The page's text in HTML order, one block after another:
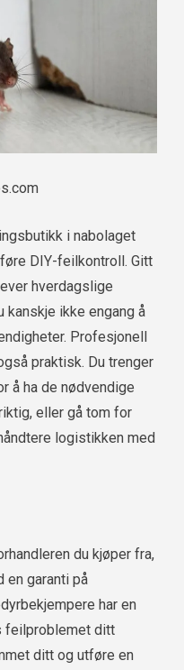
i nabolaget
DIY-feilkontroll. Gitt
hverdagslige
kanskje ikke engang å
Profesjonell
praktisk. Du trenger
å ha de nødvendige
eller gå tom for
logistikken med
du kjøper fra,
en garanti på
har en
feilproblemet ditt
ditt og utføre en